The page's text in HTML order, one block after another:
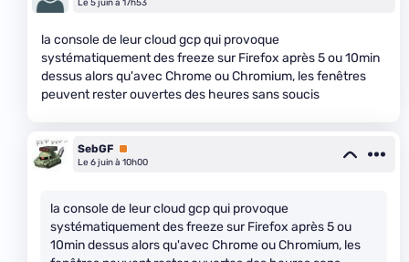
Le 5 juin à 17h53
la console de leur cloud gcp qui provoque
systématiquement des freeze sur Firefox après 5 ou 10min
dessus alors qu'avec Chrome ou Chromium, les fenêtres
peuvent rester ouvertes des heures sans soucis
SebGF Premium
Le 6 juin à 10h00
la console de leur cloud gcp qui provoque
systématiquement des freeze sur Firefox après 5 ou
10min dessus alors qu'avec Chrome ou Chromium, les